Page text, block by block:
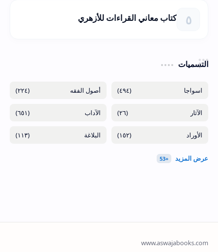
كتاب معاني القراءات للأزهري
التسميات
(٤٩٤) (٢٢٤)
(٢٦) (٦٥١)
(١٥٢) (١١٣)